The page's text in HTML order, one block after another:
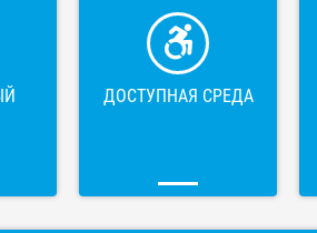
ДОСТУПНАЯ СРЕДА